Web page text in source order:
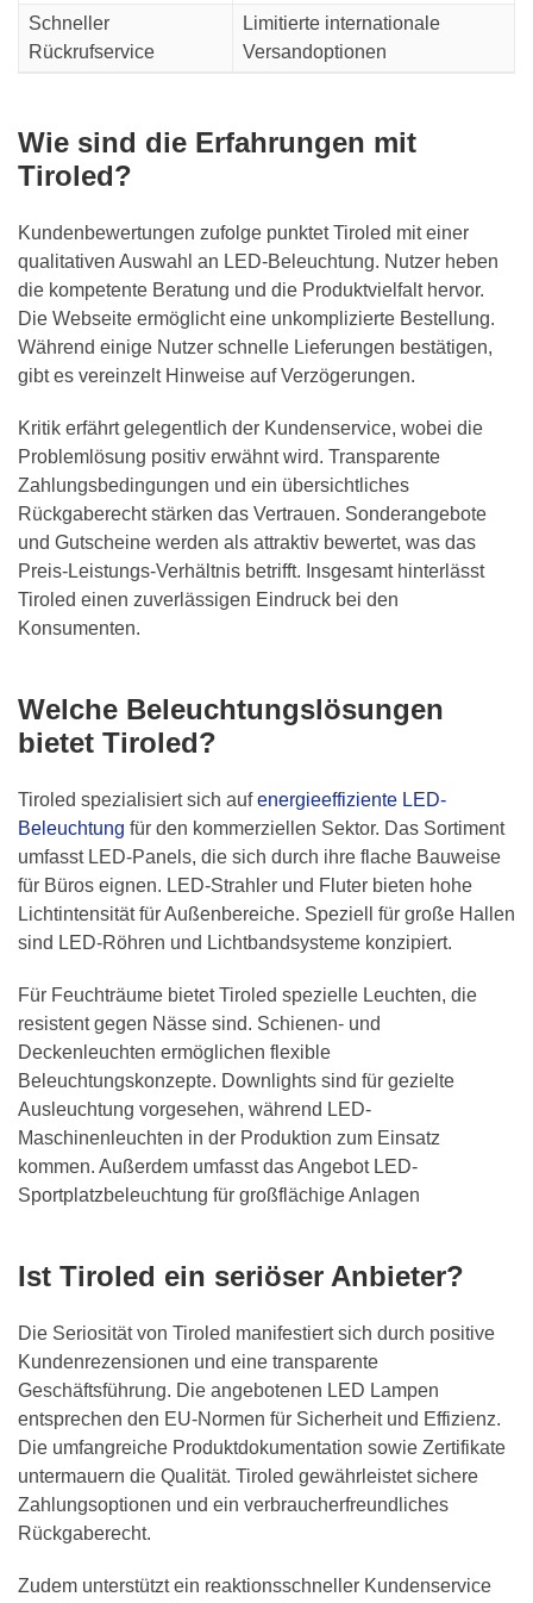
Schneller
Rückrufservice
Limitierte internationale
Versandoptionen
Wie sind die Erfahrungen mit
Tiroled?
Kundenbewertungen zufolge punktet Tiroled mit einer
qualitativen Auswahl an LED-Beleuchtung. Nutzer heben
die kompetente Beratung und die Produktvielfalt hervor.
Die Webseite ermöglicht eine unkomplizierte Bestellung.
Während einige Nutzer schnelle Lieferungen bestätigen,
gibt es vereinzelt Hinweise auf Verzögerungen.
Kritik erfährt gelegentlich der Kundenservice, wobei die
Problemlösung positiv erwähnt wird. Transparente
Zahlungsbedingungen und ein übersichtliches
Rückgaberecht stärken das Vertrauen. Sonderangebote
und Gutscheine werden als attraktiv bewertet, was das
Preis-Leistungs-Verhältnis betrifft. Insgesamt hinterlässt
Tiroled einen zuverlässigen Eindruck bei den
Konsumenten.
Welche Beleuchtungslösungen
bietet Tiroled?
Tiroled spezialisiert sich aufenergieeffiziente LED-
Beleuchtung für den kommerziellen Sektor. Das Sortiment
umfasst LED-Panels, die sich durch ihre flache Bauweise
für Büros eignen. LED-Strahler und Fluter bieten hohe
Lichtintensität für Außenbereiche. Speziell für große Hallen
sind LED-Röhren und Lichtbandsysteme konzipiert.
Für Feuchträume bietet Tiroled spezielle Leuchten, die
resistent gegen Nässe sind. Schienen- und
Deckenleuchten ermöglichen flexible
Beleuchtungskonzepte. Downlights sind für gezielte
Ausleuchtung vorgesehen, während LED-
Maschinenleuchten in der Produktion zum Einsatz
kommen. Außerdem umfasst das Angebot LED-
Sportplatzbeleuchtung für großflächige Anlagen
Ist Tiroled ein seriöser Anbieter?
Die Seriosität von Tiroled manifestiert sich durch positive
Kundenrezensionen und eine transparente
Geschäftsführung. Die angebotenen LED Lampen
entsprechen den EU-Normen für Sicherheit und Effizienz.
Die umfangreiche Produktdokumentation sowie Zertifikate
untermauern die Qualität. Tiroled gewährleistet sichere
Zahlungsoptionen und ein verbraucherfreundliches
Rückgaberecht.
Zudem unterstützt ein reaktionsschneller Kundenservice